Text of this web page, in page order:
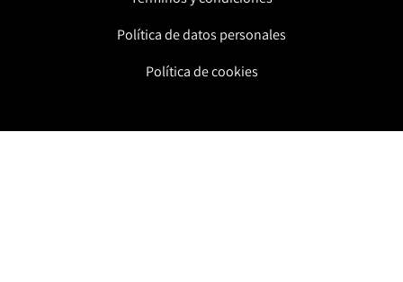
Política de datos personales
Política de cookies